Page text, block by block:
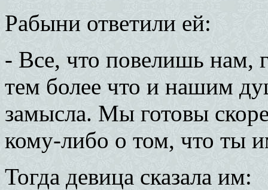
Рабыни ответили ей:
- Все, что повелишь
тем более что и нашим
замысла. Мы готовы
кому-либо о том, что ты
Тогда девица сказала им: